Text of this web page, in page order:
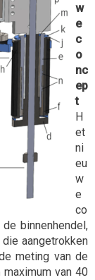
w
e
c
o
nc
ep
t
H
et
ni
eu
w
e
co
binnenhendel,
aangetrokken
meting van de
van 40